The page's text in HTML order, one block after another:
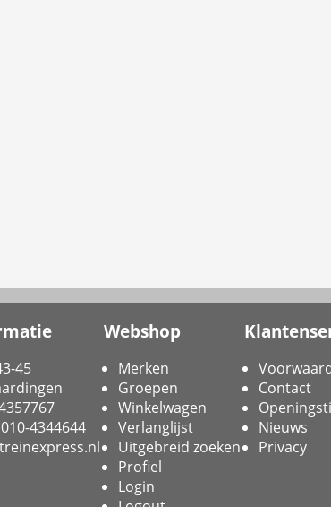
45
4344644
Webshop
Merken
Groepen
Winkelwagen
Verlanglijst
Uitgebreid zoeken
Profiel
Login
Contact
Nieuws
Privacy